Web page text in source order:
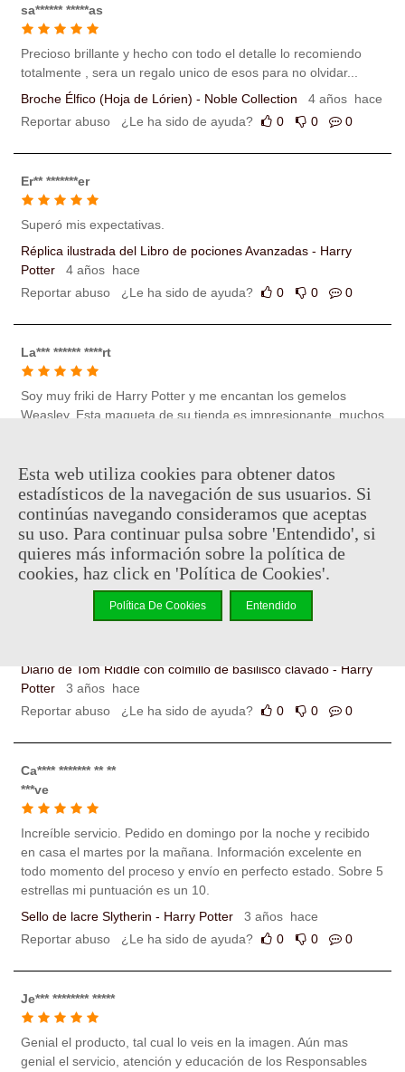
sa****** *****as
Precioso brillante y hecho con todo el detalle lo recomiendo
totalmente , sera un regalo unico de esos para no olvidar...
Broche Élfico (Hoja de Lórien) - Noble Collection
4 años hace
Reportar abuso
¿Le ha sido de ayuda? 0 0 0
Er** *******er
Superó mis expectativas.
Réplica ilustrada del Libro de pociones Avanzadas - Harry
Potter
4 años hace
Reportar abuso
¿Le ha sido de ayuda? 0 0 0
La*** ****** ****rt
Soy muy friki de Harry Potter y me encantan los gemelos
Weasley. Esta maqueta de su tienda es impresionante, muchos
Sortilegios Weasley con luz - Harry Potter
3 años hace
Reportar abuso
¿Le ha sido de ayuda? 0 0 0
La*** ****** ****rt
Si eres fan de Harry Potter o si quieres comprar un buen
regalo para un/a fan, sin duda el colmillo de basilisco con el
Diario de Tom Riddle con colmillo de basilisco clavado - Harry
Potter
3 años hace
Reportar abuso
¿Le ha sido de ayuda? 0 0 0
Ca**** ******* ** **
***ve
Increíble servicio. Pedido en domingo por la noche y recibido
en casa el martes por la mañana. Información excelente en
todo momento del proceso y envío en perfecto estado. Sobre 5
estrellas mi puntuación es un 10.
Sello de lacre Slytherin - Harry Potter
3 años hace
Reportar abuso
¿Le ha sido de ayuda? 0 0 0
Je*** ******** *****
Genial el producto, tal cual lo veis en la imagen. Aún mas
genial el servicio, atención y educación de los Responsables
Esta web utiliza cookies para obtener datos
estadísticos de la navegación de sus usuarios. Si
continúas navegando consideramos que aceptas
su uso. Para continuar pulsa sobre 'Entendido', si
quieres más información sobre la política de
cookies, haz click en 'Política de Cookies'.
Política De Cookies Entendido